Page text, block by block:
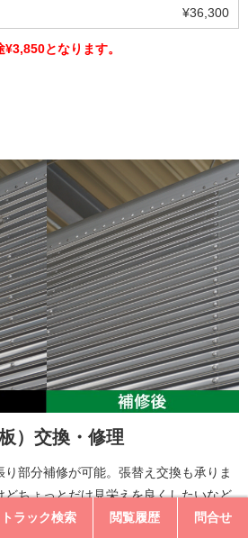
トラック検索 閲覧履歴 問合せ
¥36,300
となります。
）交換・修理
部分補修が可能。張替え交換も承りま
ちょっとだけ見栄えを良くしたいなど
い合わせください。